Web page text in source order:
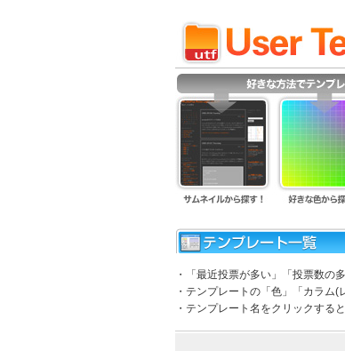
・「最近投票が多い」「投票数の
・テンプレートの「色」「カラム(
・テンプレート名をクリックする